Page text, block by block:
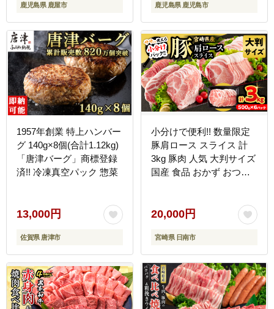
鹿児島県 鹿屋市 鹿児島県 鹿児島市
1957年創業 特上ハンバー
グ 140g×8個(合計1.12kg)
「唐津バーグ」商標登録
済!! 冷凍真空パック 惣菜
13,000円
佐賀県 唐津市
小分けで便利!! 数量限定
豚肩ロース スライス 計
3kg 豚肉 人気 大判サイズ
国産 食品 おかず おつま
き 豚しゃぶ 生姜焼き 野
菜炒め ギフト 贈り物 贈
答 お取り寄せ おすそ分け
宮崎県 日南市 送料無料
_D126-26
20,000円
宮崎県 日南市